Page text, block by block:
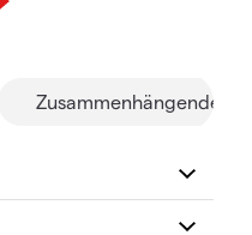
Zusammenhängende